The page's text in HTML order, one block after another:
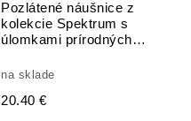
Pozlátené náušnice z
kolekcie Spektrum s
úlomkami prírodných
na sklade
20.40 €